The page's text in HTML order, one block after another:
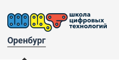
Оренбург